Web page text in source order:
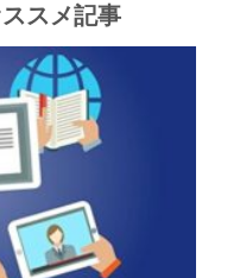
スメ記事